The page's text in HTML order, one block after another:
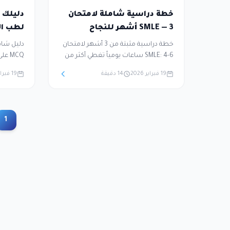
خطة دراسية شاملة لامتحان
SMLE — 3 أشهر للنجاح
خطة دراسية مثبتة من 3 أشهر لامتحان
SMLE: 4-6 ساعات يومياً تغطي أكثر من
المتباعد والاسترجاع النشط وحل
19 فبراير 2026 14 دقيقة
لطب
19 فبراير 2026
1